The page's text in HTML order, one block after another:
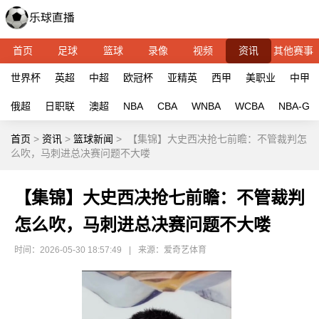
首页 足球 篮球 录像 视频 资讯 其他赛事
世界杯 英超 中超 欧冠杯 亚精英 西甲 美职业 中甲
俄超 日职联 澳超 NBA CBA WNBA WCBA NBA-G
首页 > 资讯 > 篮球新闻 >
【集锦】大史西决抢七前瞻：不管裁判怎
么吹，马刺进总决赛问题不大喽
【集锦】大史西决抢七前瞻：不管裁判
怎么吹，马刺进总决赛问题不大喽
时间：2026-05-30 18:57:49 来源：爱奇艺体育